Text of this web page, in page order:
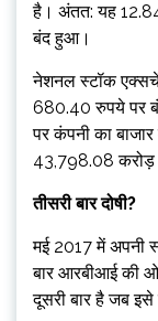
है। अंतत: यह
बंद हुआ।
नेशनल स्टॉक
680.40 रुपये पर
पर कंपनी का
43,798.08 करोड़
तीसरी बार दोषी?
मई 2017 में अपनी
बार आरबीआई की
दूसरी बार है जब